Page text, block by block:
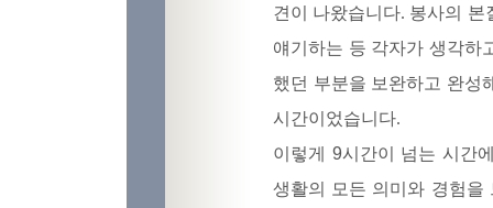
견이 나왔습니다. 봉사의
얘기하는 등 각자가 생각하
했던 부분을 보완하고 완성
시간이었습니다.
이렇게 9시간이 넘는 시간
생활의 모든 의미와 경험을